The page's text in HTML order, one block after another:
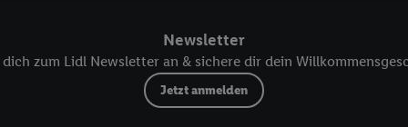
Newsletter
zum Lidl Newsletter an & sichere dir dein
Jetzt anmelden